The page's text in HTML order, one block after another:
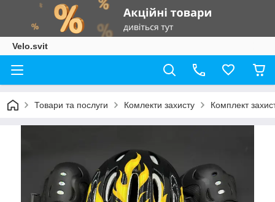
Velo.svit
Товари та послуги Комлекти захисту Комплект